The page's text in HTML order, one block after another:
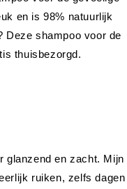
glanzend en zacht. Mijn
ruiken, zelfs dagen